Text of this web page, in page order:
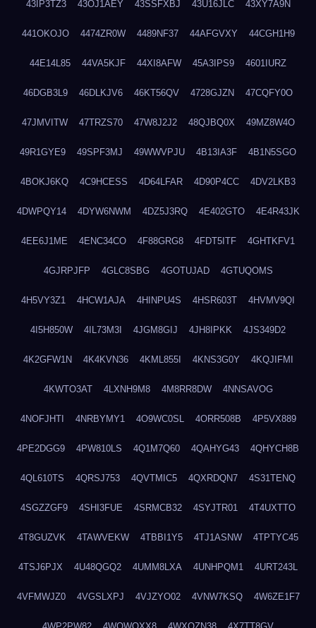
43IP3TZ3 43OJ1AEY 43SSFXBJ 43U16JLC 43XY7A9N
441OKOJO 4474ZR0W 4489NF37 44AFGVXY 44CGH1H9
44E14L85 44VA5KJF 44XI8AFW 45A3IPS9 4601IURZ
46DGB3L9 46DLKJV6 46KT56QV 4728GJZN 47CQFY0O
47JMVITW 47TRZS70 47W8J2J2 48QJBQ0X 49MZ8W4O
49R1GYE9 49SPF3MJ 49WWVPJU 4B13IA3F 4B1N5SGO
4BOKJ6KQ 4C9HCESS 4D64LFAR 4D90P4CC 4DV2LKB3
4DWPQY14 4DYW6NWM 4DZ5J3RQ 4E402GTO 4E4R43JK
4EE6J1ME 4ENC34CO 4F88GRG8 4FDT5ITF 4GHTKFV1
4GJRPJFP 4GLC8SBG 4GOTUJAD 4GTUQOMS
4H5VY3Z1 4HCW1AJA 4HINPU4S 4HSR603T 4HVMV9QI
4I5H850W 4IL73M3I 4JGM8GIJ 4JH8IPKK 4JS349D2
4K2GFW1N 4K4KVN36 4KML855I 4KNS3G0Y 4KQJIFMI
4KWTO3AT 4LXNH9M8 4M8RR8DW 4NNSAVOG
4NOFJHTI 4NRBYMY1 4O9WC0SL 4ORR508B 4P5VX889
4PE2DGG9 4PW810LS 4Q1M7Q60 4QAHYG43 4QHYCH8B
4QL610TS 4QRSJ753 4QVTMIC5 4QXRDQN7 4S31TENQ
4SGZZGF9 4SHI3FUE 4SRMCB32 4SYJTR01 4T4UXTTO
4T8GUZVK 4TAWVEKW 4TBBI1Y5 4TJ1ASNW 4TPTYC45
4TSJ6PJX 4U48QGQ2 4UMM8LXA 4UNHPQM1 4URT243L
4VFMWJZ0 4VGSLXPJ 4VJZYO02 4VNW7KSQ 4W6ZE1F7